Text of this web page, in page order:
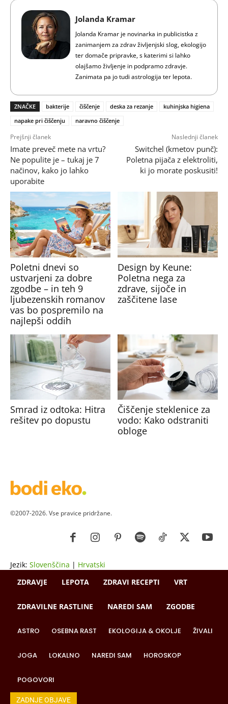
Jolanda Kramar
Jolanda Kramar je novinarka in publicistka z
zanimanjem za zdrav življenjski slog, ekologijo
ter domače pripravke, s katerimi si lahko
olajšamo življenje in podpramo zdravje.
Zanimata pa jo tudi astrologija ter lepota.
ZNAČKE bakterije čiščenje deska za rezanje
kuhinjska higiena
napake pri čiščenju
naravno čiščenje
Prejšnji članek
Imate preveč mete na vrtu?
Ne populite je – tukaj je 7
načinov, kako jo lahko
uporabite
Naslednji članek
Switchel (kmetov punč):
Poletna pijača z elektroliti,
ki jo morate poskusiti!
Poletni dnevi so
ustvarjeni za dobre
zgodbe – in teh 9
ljubezenskih romanov
vas bo pospremilo na
najlepši oddih
Design by Keune:
Poletna nega za
zdrave, sijoče in
zaščitene lase
Smrad iz odtoka: Hitra
rešitev po dopustu
Čiščenje steklenice za
vodo: Kako odstraniti
obloge
©2007-2026. Vse pravice pridržane.
Jezik: Slovenščina | Hrvatski
ZDRAVJE
LEPOTA ZDRAVI RECEPTI VRT
ZDRAVILNE RASTLINE NAREDI SAM ZGODBE
ASTRO OSEBNA RAST EKOLOGIJA & OKOLJE ŽIVALI
JOGA LOKALNO NAREDI SAM HOROSKOP
POGOVORI
ZADNJE OBJAVE